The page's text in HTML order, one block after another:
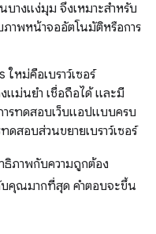
บางแง่มุม จึงเหมาะสำหรับ
ภาพหน้าจออัตโนมัติหรือการ
หม่คือเบราว์เซอร์
แม่นยำ เชื่อถือได้ และมี
ารทดสอบเว็บแอปแบบครบ
สอบส่วนขยายเบราว์เซอร์
ธิภาพกับความถูกต้อง
คุณมากที่สุด คำตอบจะขึ้น